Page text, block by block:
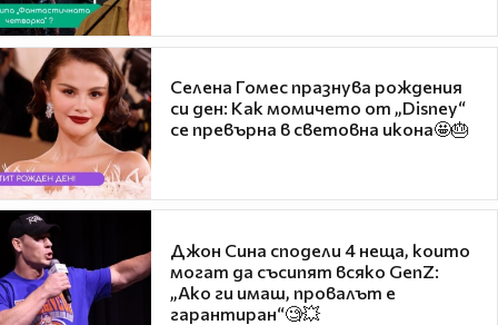
Селена Гомес празнува рождения
си ден: Как момичето от „Disney“
се превърна в световна икона🤩🎂
Джон Сина сподели 4 неща, които
могат да съсипят всяко GenZ:
„Ако ги имаш, провалът е
гарантиран“🧐💥